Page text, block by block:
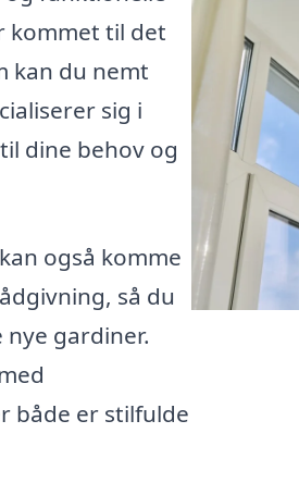
kommet til det
kan du nemt
sig i
dine behov og
også komme
så du
gardiner.
både er stilfulde